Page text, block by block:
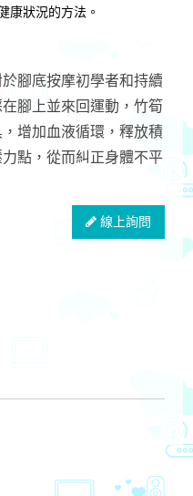
康狀況的方法。
腳底按摩初學者和持續
腳上並來回運動，竹筍
增加血液循環，釋放積
點，從而糾正身體不平
線上詢問